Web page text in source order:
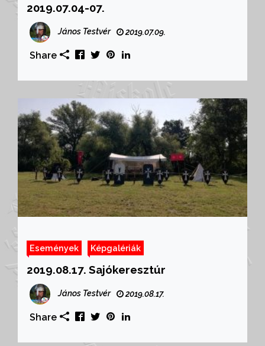
2019.07.04-07.
János Testvér 2019.07.09.
Share
Események Képgalériák
2019.08.17. Sajókeresztúr
János Testvér 2019.08.17.
Share